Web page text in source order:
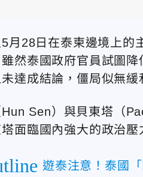
月28日在泰柬邊境上的
然泰國政府官員試圖
達成結論，僵局似無緩
Sen）與貝東塔（
面臨國內強大的政治壓
遊泰注意！泰國